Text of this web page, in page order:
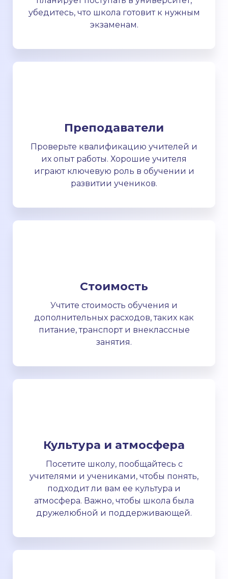
убедитесь, что школа готовит к нужным
экзаменам.
Преподаватели
Проверьте квалификацию учителей и
их опыт работы. Хорошие учителя
играют ключевую роль в обучении и
развитии учеников.
Стоимость
Учтите стоимость обучения и
дополнительных расходов, таких как
питание, транспорт и внеклассные
занятия.
Культура и атмосфера
Посетите школу, пообщайтесь с
учителями и учениками, чтобы понять,
подходит ли вам ее культура и
атмосфера. Важно, чтобы школа была
дружелюбной и поддерживающей.